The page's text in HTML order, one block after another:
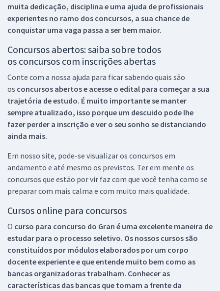
muita dedicação, disciplina e uma ajuda de profissionais
experientes no ramo dos concursos, a sua chance de
conquistar uma vaga passa a ser bem maior.
Concursos abertos: saiba sobre todos
os concursos com inscrições abertas
Conte com a nossa ajuda para ficar sabendo quais são
os concursos abertos e acesse o edital para começar a sua
trajetória de estudo. É muito importante se manter
sempre atualizado, isso porque um descuido pode lhe
fazer perder a inscrição e ver o seu sonho se distanciando
ainda mais.
Em nosso site, pode-se visualizar os concursos em
andamento e até mesmo os previstos. Ter em mente os
concursos que estão por vir faz com que você tenha como se
preparar com mais calma e com muito mais qualidade.
Cursos online para concursos
O curso para concurso do Gran é uma excelente maneira de
estudar para o processo seletivo. Os nossos cursos são
constituídos por módulos elaborados por um corpo
docente experiente e que entende muito bem como as
bancas organizadoras trabalham. Conhecer as
características das bancas que tomam a frente da